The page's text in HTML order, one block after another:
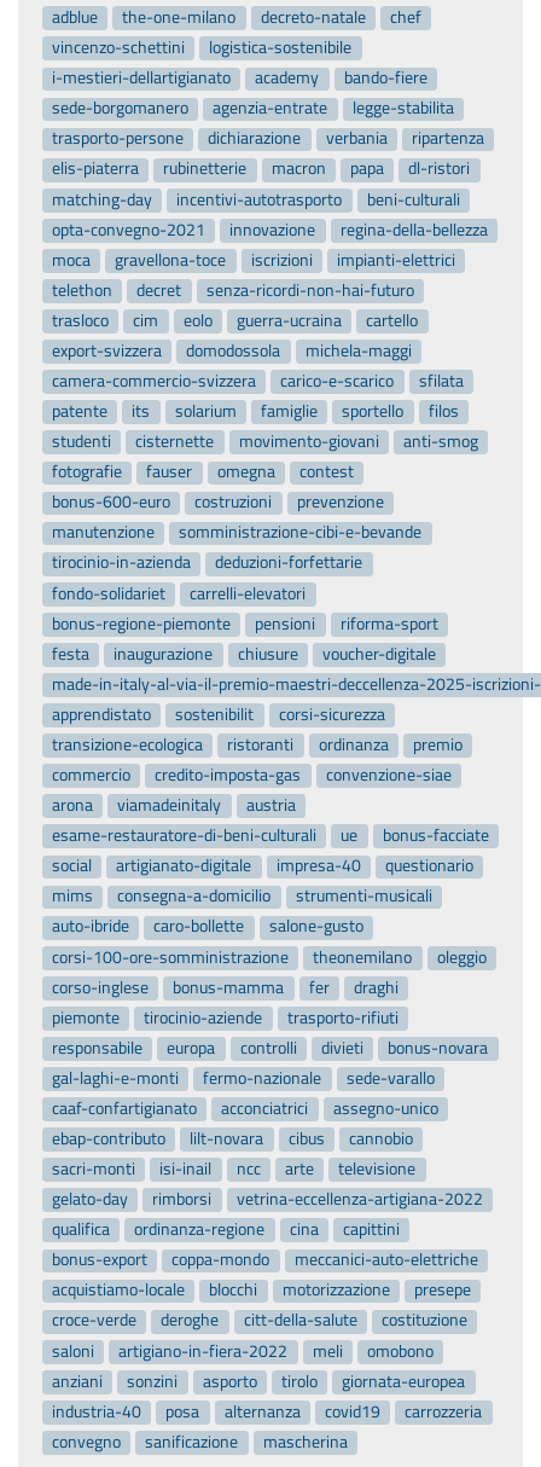
adblue
the-one-milano decreto-natale
chef
vincenzo-schettini
logistica-sostenibile
i-mestieri-dellartigianato
academy
bando-fiere
sede-borgomanero
agenzia-entrate
legge-stabilita
trasporto-persone
dichiarazione verbania
ripartenza
elis-piaterra
rubinetterie macron papa
dl-ristori
matching-day
incentivi-autotrasporto
beni-culturali
opta-convegno-2021
innovazione
regina-della-bellezza
moca
gravellona-toce iscrizioni
impianti-elettrici
telethon
decret
senza-ricordi-non-hai-futuro
trasloco
cim eolo guerra-ucraina
cartello
export-svizzera
domodossola
michela-maggi
camera-commercio-svizzera
carico-e-scarico
sfilata
patente
its solarium famiglie sportello
filos
studenti
cisternette movimento-giovani
anti-smog
fotografie
fauser omegna
contest
bonus-600-euro
costruzioni
prevenzione
manutenzione
somministrazione-cibi-e-bevande
tirocinio-in-azienda
deduzioni-forfettarie
fondo-solidariet
carrelli-elevatori
bonus-regione-piemonte
pensioni
riforma-sport
festa
inaugurazione chiusure
voucher-digitale
made-in-italy-al-via-il-premio-maestri-deccellenza-2025-
apprendistato
sostenibilit
corsi-sicurezza
transizione-ecologica
ristoranti ordinanza
premio
commercio
credito-imposta-gas
convenzione-siae
arona
viamadeinitaly
austria
esame-restauratore-di-beni-culturali
ue
bonus-facciate
social
artigianato-digitale impresa-40
questionario
mims
consegna-a-domicilio
strumenti-musicali
auto-ibride
caro-bollette
salone-gusto
corsi-100-ore-somministrazione
theonemilano
oleggio
corso-inglese
bonus-mamma fer
draghi
piemonte
tirocinio-aziende
trasporto-rifiuti
responsabile
europa controlli divieti
bonus-novara
gal-laghi-e-monti
fermo-nazionale
sede-varallo
caaf-confartigianato
acconciatrici
assegno-unico
ebap-contributo
lilt-novara cibus
cannobio
sacri-monti
isi-inail ncc arte
televisione
gelato-day
rimborsi
vetrina-eccellenza-artigiana-2022
qualifica
ordinanza-regione cina
capittini
bonus-export
coppa-mondo
meccanici-auto-elettriche
acquistiamo-locale
blocchi motorizzazione
presepe
croce-verde
deroghe citt-della-salute
costituzione
saloni
artigiano-in-fiera-2022 meli
omobono
anziani
sonzini asporto tirolo
giornata-europea
industria-40
posa alternanza covid19
carrozzeria
convegno
sanificazione mascherina